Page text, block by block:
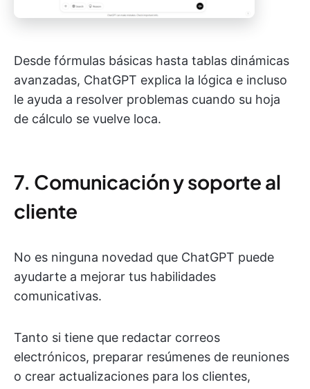
Desde fórmulas básicas hasta tablas dinámicas
avanzadas, ChatGPT explica la lógica e incluso
le ayuda a resolver problemas cuando su hoja
de cálculo se vuelve loca.
7. Comunicación y soporte al
cliente
No es ninguna novedad que ChatGPT puede
ayudarte a mejorar tus habilidades
comunicativas.
Tanto si tiene que redactar correos
electrónicos, preparar resúmenes de reuniones
o crear actualizaciones para los clientes,